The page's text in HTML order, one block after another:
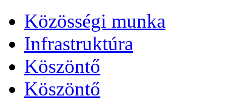
Közösségi munka
Infrastruktúra
Köszöntő
Köszöntő